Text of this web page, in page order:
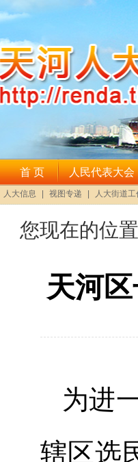
您现在的位
天河
为进
辖区选